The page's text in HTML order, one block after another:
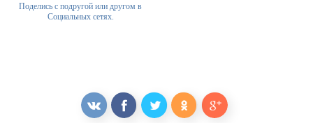
Поделись с подругой или другом в
Социальных сетях.